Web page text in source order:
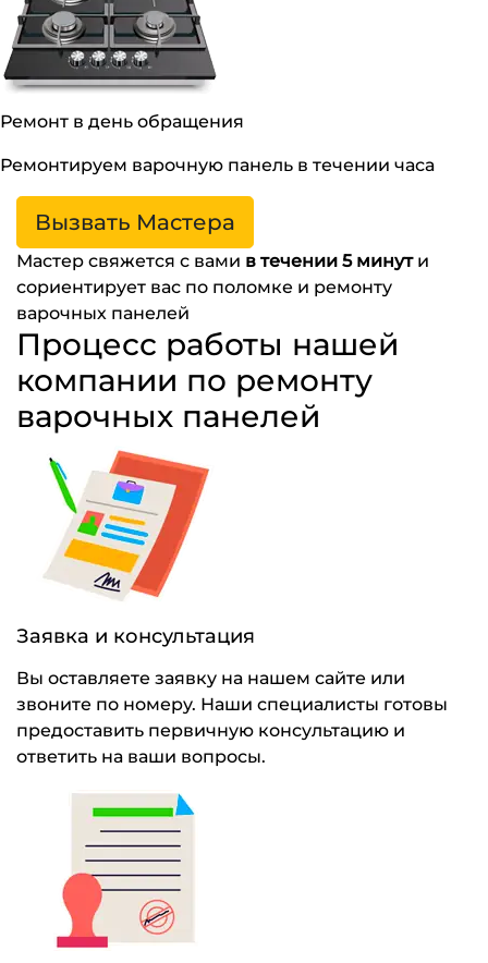
Ремонт в день обращения
Ремонтируем варочную панель в течении часа
Вызвать Мастера
Мастер свяжется с вами в течении 5 минути
сориентирует вас по поломке и ремонту
варочных панелей
Процесс работы нашей
компании по ремонту
варочных панелей
Заявка и консультация
Вы оставляете заявку на нашем сайте или
звоните по номеру. Наши специалисты готовы
предоставить первичную консультацию и
ответить на ваши вопросы.